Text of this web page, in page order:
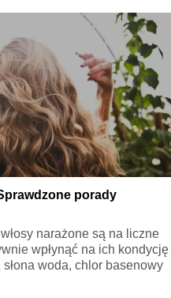
porady
narażone są na liczne
wpłynąć na ich kondycję
woda, chlor basenowy